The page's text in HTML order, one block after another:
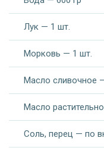
Лук — 1 шт.
Морковь — 1 шт.
Масло сливочное
Масло
Соль, перец — по